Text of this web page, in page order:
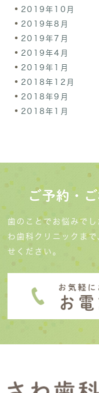
2019年10月
2019年8月
2019年7月
2019年4月
2019年1月
2018年12月
2018年9月
2018年1月
ご予約・
歯のことでお悩みで
わ歯科クリニックま
せください。